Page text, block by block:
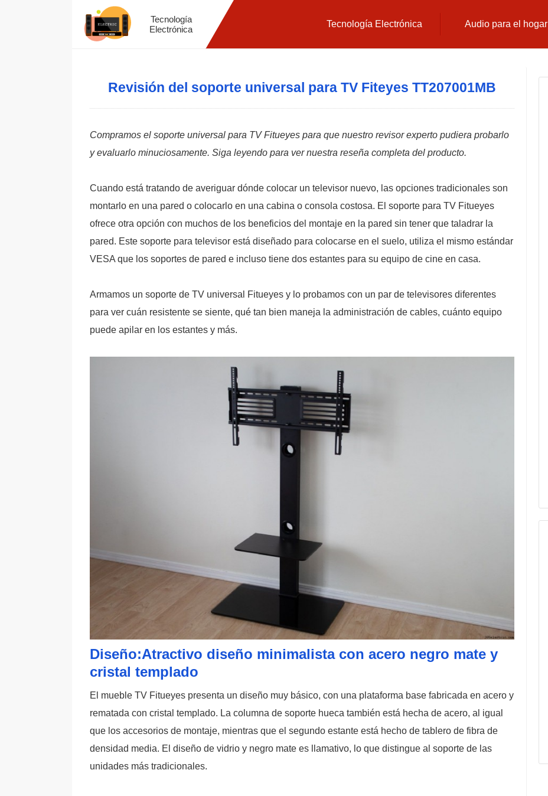
Tecnología
Electrónica
Tecnología Electrónica Audio para el hogar
Revisión del soporte universal para TV Fiteyes TT207001MB
Compramos el soporte universal para TV Fitueyes para que nuestro revisor experto pudiera probarlo
y evaluarlo minuciosamente. Siga leyendo para ver nuestra reseña completa del producto.
Cuando está tratando de averiguar dónde colocar un televisor nuevo, las opciones tradicionales son
montarlo en una pared o colocarlo en una cabina o consola costosa. El soporte para TV Fitueyes
ofrece otra opción con muchos de los beneficios del montaje en la pared sin tener que taladrar la
pared. Este soporte para televisor está diseñado para colocarse en el suelo, utiliza el mismo estándar
VESA que los soportes de pared e incluso tiene dos estantes para su equipo de cine en casa.
Armamos un soporte de TV universal Fitueyes y lo probamos con un par de televisores diferentes
para ver cuán resistente se siente, qué tan bien maneja la administración de cables, cuánto equipo
puede apilar en los estantes y más.
Diseño:Atractivo diseño minimalista con acero negro mate y
cristal templado
El mueble TV Fitueyes presenta un diseño muy básico, con una plataforma base fabricada en acero y
rematada con cristal templado. La columna de soporte hueca también está hecha de acero, al igual
que los accesorios de montaje, mientras que el segundo estante está hecho de tablero de fibra de
densidad media. El diseño de vidrio y negro mate es llamativo, lo que distingue al soporte de las
unidades más tradicionales.